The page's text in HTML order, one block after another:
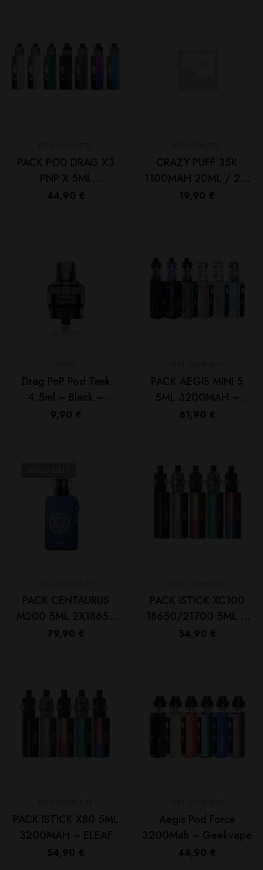
PACK POD DRAG X3
PNP X 5ML
18650/21700 New
44,90 €
CRAZY PUFF 35K
1100MAH 20ML / 2%
– TORNADOLIQ
19,90 €
Drag PnP Pod Tank
4.5ml – Black –
Voopoo
9,90 €
PACK AEGIS MINI 5
5ML 3200MAH –
GEEKVAPE
61,90 €
PACK CENTAURUS
M200 5ML 2X18650
Midnight Blue – LOST
79,90 €
PACK ISTICK XC100
18650/21700 5ML –
ELEAF
54,90 €
PACK ISTICK X80 5ML
3200MAH – ELEAF
54,90 €
Aegis Pod Force
3200Mah – Geekvape
44,90 €